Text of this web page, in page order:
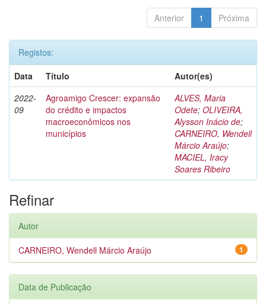
Anterior 1 Próxima
Registos:
Data
Título
Autor(es)
2022-
09
Agroamigo Crescer: expansão
do crédito e impactos
macroeconômicos nos
municípios
ALVES, Maria
Odete; OLIVEIRA,
Alysson Inácio de;
CARNEIRO, Wendell
Márcio Araújo;
MACIEL, Iracy
Soares Ribeiro
Refinar
Autor
1
CARNEIRO, Wendell Márcio Araújo
Data de Publicação